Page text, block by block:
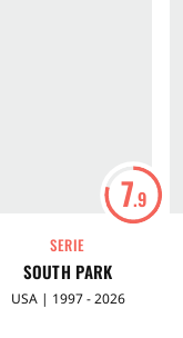
7.9
SERIE
SOUTH PARK
USA | 1997 - 2026